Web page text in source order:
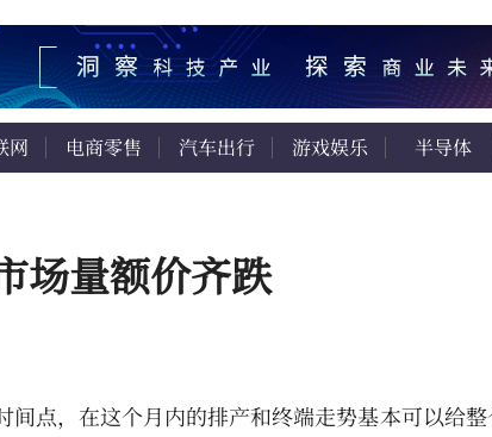
网 电商零售 汽车出行 游戏娱乐 半导体
场量额价齐跌
点，在这个月内的排产和终端走势基本可以给